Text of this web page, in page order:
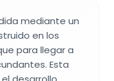
mediante un
en los
para llegar a
Esta